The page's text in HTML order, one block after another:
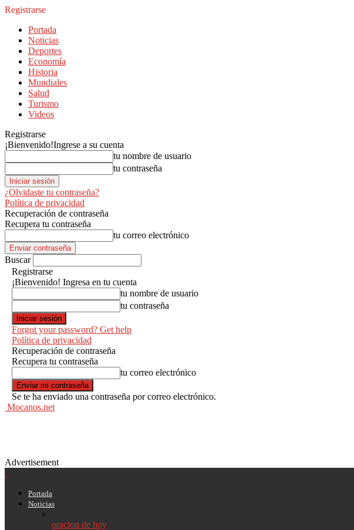
Registrarse
Portada
Noticias
Deportes
Economía
Historia
Mundiales
Salud
Turismo
Videos
Registrarse
¡Bienvenido!Ingrese a su cuenta
tu nombre de usuario
tu contraseña
¿Olvidaste tu contraseña?
Política de privacidad
Recuperación de contraseña
Recupera tu contraseña
tu correo electrónico
Buscar
Registrarse
¡Bienvenido! Ingresa en tu cuenta
tu nombre de usuario
tu contraseña
Forgot your password? Get help
Política de privacidad
Recuperación de contraseña
Recupera tu contraseña
tu correo electrónico
Se te ha enviado una contraseña por correo electrónico.
Mocanos.net
Advertisement
Portada
Noticias
oracion de hoy